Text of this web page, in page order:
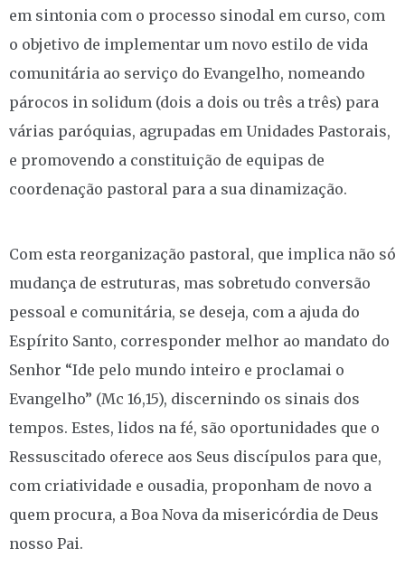
em sintonia com o processo sinodal em curso, com
o objetivo de implementar um novo estilo de vida
comunitária ao serviço do Evangelho, nomeando
párocos in solidum (dois a dois ou três a três) para
várias paróquias, agrupadas em Unidades Pastorais,
e promovendo a constituição de equipas de
coordenação pastoral para a sua dinamização.
Com esta reorganização pastoral, que implica não só
mudança de estruturas, mas sobretudo conversão
pessoal e comunitária, se deseja, com a ajuda do
Espírito Santo, corresponder melhor ao mandato do
Senhor “Ide pelo mundo inteiro e proclamai o
Evangelho” (Mc 16,15), discernindo os sinais dos
tempos. Estes, lidos na fé, são oportunidades que o
Ressuscitado oferece aos Seus discípulos para que,
com criatividade e ousadia, proponham de novo a
quem procura, a Boa Nova da misericórdia de Deus
nosso Pai.